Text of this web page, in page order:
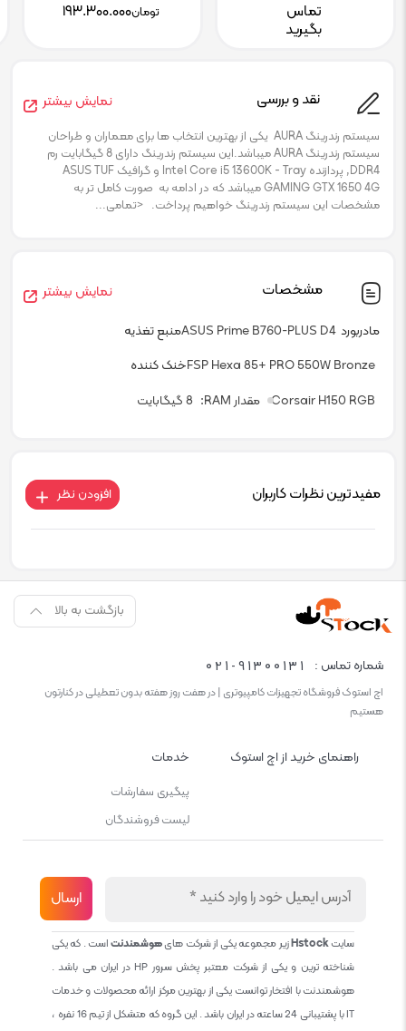
تماس
بگیرید
تومان۱۹۳.۳۰۰.۰۰۰
نقد و بررسی نمایش بیشتر
سیستم رندرینگ AURA یکی از بهترین انتخاب ها برای معماران و طراحان
سیستم رندرینگ AURA میباشد.این سیستم رندرینگ دارای 8 گیگابایت رم
DDR4, پردازنده Intel Core i5 13600K - Tray و گرافیک ASUS TUF
GAMING GTX 1650 4G میباشد که در ادامه به صورت کامل تر به
مشخصات این سیستم رندرینگ خواهیم پرداخت. <تمامی...
مشخصات نمایش بیشتر
مادربورد ASUS Prime B760-PLUS D4منبع تغذیه
FSP Hexa 85+ PRO 550W Bronzeخنک کننده
Corsair H150 RGB مقدار RAM 8 گیگابایت
مفیدترین نظرات کاربران افزودن نظر
بازگشت به بالا
شماره تماس : 021-91300131
اچ استوک فروشگاه تجهیزات کامپیوتری | در هفت روز هفته بدون تعطیلی در کنارتون
هستیم
راهنمای خرید از اچ استوک خدمات
پیگیری سفارشات
لیست فروشندگان
سایتHstockزیر مجموعه یکی از شرکت هایهوشمندنتاست . که یکی
شناخته ترین و یکی از شرکت معتبر پخش سرور HP در ایران می باشد .
هوشمندنت با افتخار توانست یکی از بهترین مرکز ارائه محصولات و خدمات
IT با پشتیبانی 24 ساعته در ایران باشد . این گروه که متشکل از تیم 16 نفره ،